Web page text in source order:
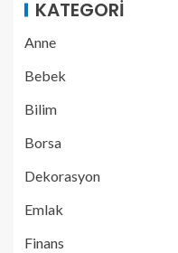
KATEGORI
Anne
Bebek
Bilim
Borsa
Dekorasyon
Emlak
Finans